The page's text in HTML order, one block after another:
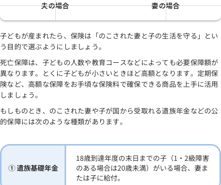
夫の場合 妻の場合
子どもが産まれたら、保険は「のこされた妻と子の生活を守る」とい
う目的で選ぶようにしましょう。
死亡保障は、子どもの人数や教育コースなどによっても必要保障額が
異なります。とくに子どもが小さいときほど高額となります。定期保
険など、高額な保障をお手頃な保険料で確保できる商品を上手に活用
しましょう。
もしものとき、のこされた妻や子が国から受取れる遺族年金などの公
的保障には次のような種類があります。
① 遺族基礎年金
18歳到達年度の末日までの子（1・2級障害
のある場合は20歳未満）がいる場合、妻ま
たは子に給付。